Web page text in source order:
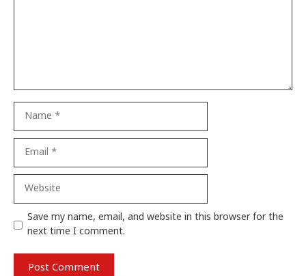
Website
Save my name, email, and website in this browser for the
next time I comment.